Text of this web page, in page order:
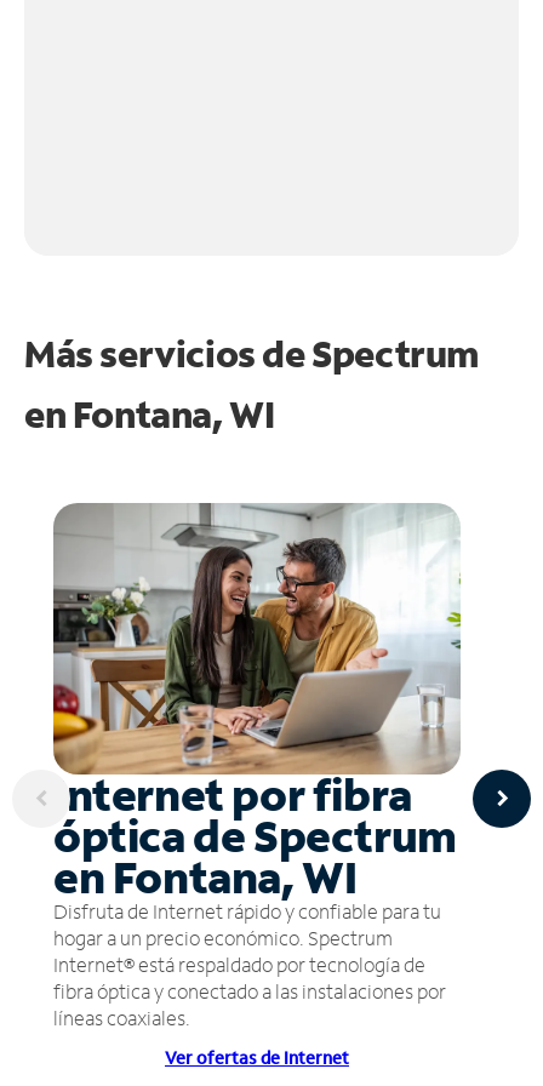
Más servicios de Spectrum
en Fontana, WI
Internet por fibra
óptica de Spectrum
en Fontana, WI
Disfruta de Internet rápido y confiable para tu
hogar a un precio económico. Spectrum
Internet® está respaldado por tecnología de
fibra óptica y conectado a las instalaciones por
líneas coaxiales.
Ver ofertas de Internet